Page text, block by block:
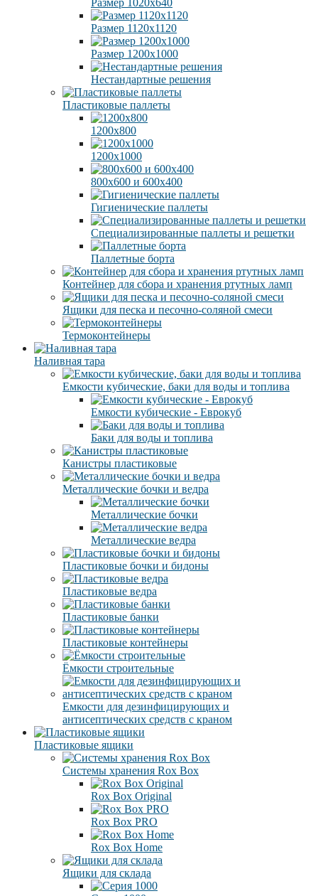
Размер 1020х640
Размер 1120х1120
Размер 1200х1000
Нестандартные решения
Пластиковые паллеты
1200х800
1200х1000
800х600 и 600х400
Гигиенические паллеты
Специализированные паллеты и решетки
Паллетные борта
Контейнер для сбора и хранения ртутных ламп
Ящики для песка и песочно-соляной смеси
Термоконтейнеры
Наливная тара
Емкости кубические, баки для воды и топлива
Емкости кубические - Еврокуб
Баки для воды и топлива
Канистры пластиковые
Металлические бочки и ведра
Металлические бочки
Металлические ведра
Пластиковые бочки и бидоны
Пластиковые ведра
Пластиковые банки
Пластиковые контейнеры
Ёмкости строительные
Емкости для дезинфицирующих и
антисептических средств с краном
Пластиковые ящики
Системы хранения Rox Box
Rox Box Original
Rox Box PRO
Rox Box Home
Ящики для склада